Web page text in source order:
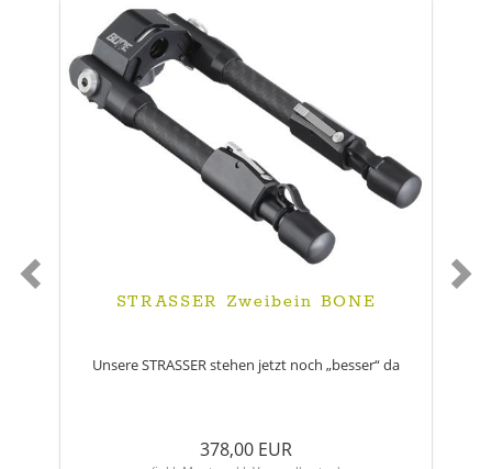
STRASSER Zweibein BONE
Unsere STRASSER stehen jetzt noch „besser“ da
378,00 EUR